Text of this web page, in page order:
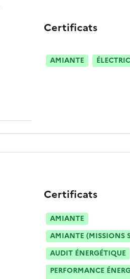
Certificats
AMIANTE
Certificats
AMIANTE
AMIANTE (MISSIONS
AUDIT ÉNERGÉTIQUE
PERFORMANCE